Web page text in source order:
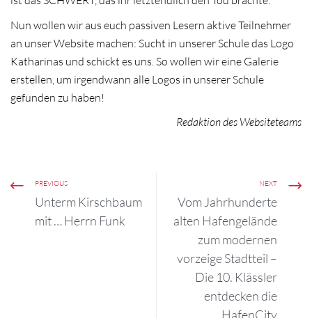
Nun wollen wir aus euch passiven Lesern aktive Teilnehmer
an unser Website machen: Sucht in unserer Schule das Logo
Katharinas und schickt es uns. So wollen wir eine Galerie
erstellen, um irgendwann alle Logos in unserer Schule
gefunden zu haben!
Redaktion des Websiteteams
PREVIOUS
Unterm Kirschbaum
mit … Herrn Funk
NEXT
Vom Jahrhunderte
alten Hafengelände
zum modernen
vorzeige Stadtteil –
Die 10. Klässler
entdecken die
HafenCity